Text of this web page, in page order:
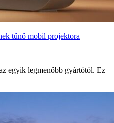
tűnő mobil projektora
egyik legmenőbb gyártótól. Ez